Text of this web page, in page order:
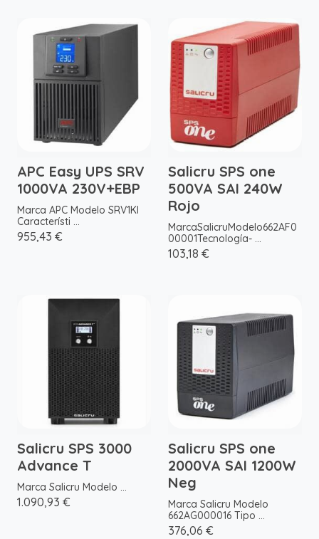
APC Easy UPS SRV
1000VA 230V+EBP
Marca APC Modelo SRV1KI
Característi ...
955,43 €
Salicru SPS one
500VA SAI 240W
Rojo
MarcaSalicruModelo662AF0
00001Tecnología- ...
103,18 €
Salicru SPS 3000
Advance T
Marca Salicru Modelo ...
1.090,93 €
Salicru SPS one
2000VA SAI 1200W
Neg
Marca Salicru Modelo
662AG000016 Tipo ...
376,06 €